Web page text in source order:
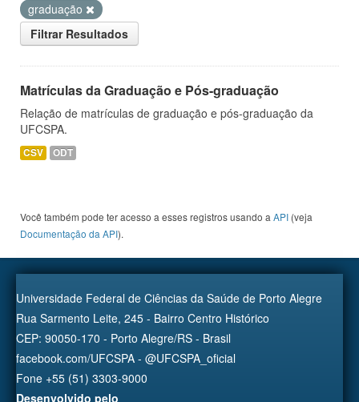
graduação
Filtrar Resultados
Matrículas da Graduação e Pós-graduação
Relação de matrículas de graduação e pós-graduação da
UFCSPA.
CSV ODT
Você também pode ter acesso a esses registros usando a API (veja
Documentação da API).
Universidade Federal de Ciências da Saúde de Porto Alegre
Rua Sarmento Leite, 245 - Bairro Centro Histórico
CEP: 90050-170 - Porto Alegre/RS - Brasil
facebook.com/UFCSPA - @UFCSPA_oficial
Fone +55 (51) 3303-9000
Desenvolvido pelo